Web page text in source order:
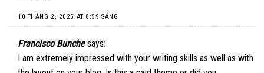
10 THÁNG 2, 2025 AT 8:59 SÁNG
Francisco Bunche says:
I am extremely impressed with your writing skills as well as with